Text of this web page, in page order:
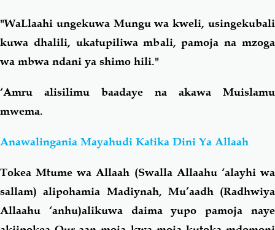
"WaLlaahi ungekuwa Mungu wa kweli, usingekubali
kuwa dhalili, ukatupiliwa mbali, pamoja na mzoga
wa mbwa ndani ya shimo hili."
‘Amru alisilimu baadaye na akawa Muislamu
mwema.
Anawalingania Mayahudi Katika Dini Ya Allaah
Tokea Mtume wa Allaah (Swalla Allaahu ‘alayhi wa
sallam) alipohamia Madiynah, Mu’aadh (Radhwiya
Allaahu ‘anhu)alikuwa daima yupo pamoja naye